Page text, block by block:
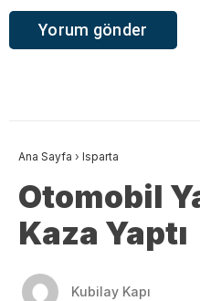
Ana Sayfa › Isparta
Otomobil
Kaza Yaptı
Kubilay Kapı